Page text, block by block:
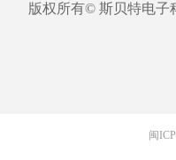
版权所有© 斯贝特电子
闽